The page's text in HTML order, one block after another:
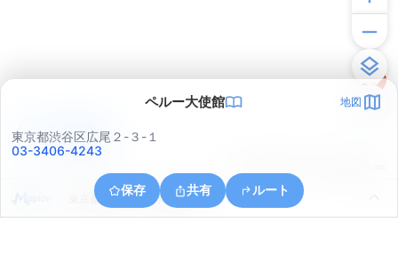
ペルー大使館 地図
東京都渋谷区広尾２-３-１
03-3406-4243
保存 共有 ルート
東京都渋谷区代々木神園町２
アプリで見る